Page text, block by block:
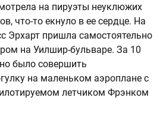
на пируэты неуклюжих
что-то екнуло в ее сердце. На
Эрхарт пришла самостоятельно
на Уилшир-бульваре. За 10
было совершить
на маленьком аэроплане с
летчиком Фрэнком